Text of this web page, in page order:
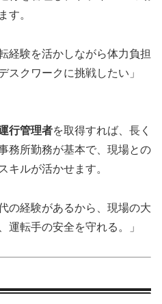
す。
転経験を活かしながら体力負担
スクワークに挑戦したい」
行管理者を取得すれば、長く
務所勤務が基本で、現場との
キルが活かせます。
の経験があるから、現場の大
運転手の安全を守れる。」